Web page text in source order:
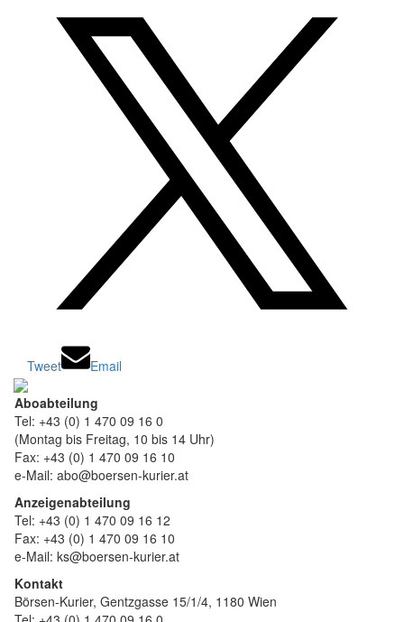
Tweet Email
Aboabteilung
Tel: +43 (0) 1 470 09 16 0
(Montag bis Freitag, 10 bis 14 Uhr)
Fax: +43 (0) 1 470 09 16 10
e-Mail: abo@boersen-kurier.at
Anzeigenabteilung
Tel: +43 (0) 1 470 09 16 12
Fax: +43 (0) 1 470 09 16 10
e-Mail: ks@boersen-kurier.at
Kontakt
Börsen-Kurier, Gentzgasse 15/1/4, 1180 Wien